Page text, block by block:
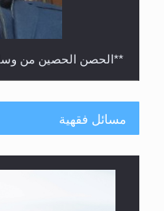
**الحصن الحصين من
مسائل فقهية